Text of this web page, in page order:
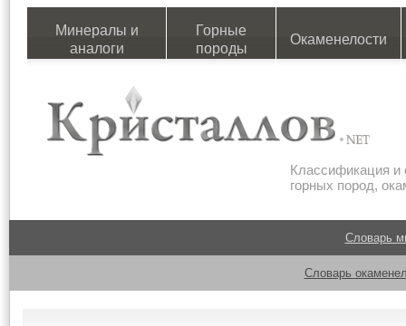
Минералы и
аналоги
Горные
породы
Окаменелости
Классификация и
горных пород,
Словарь
Словарь